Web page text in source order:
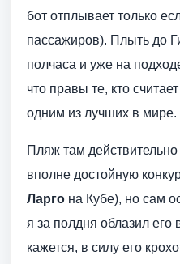
бот отплывает только
пассажиров). Плыть до
полчаса и уже на
что правы те, кто
одним из лучших в мире.
Пляж там
вполне достойную
Ларго на Кубе), но сам
я за полдня облазил
кажется, в силу его